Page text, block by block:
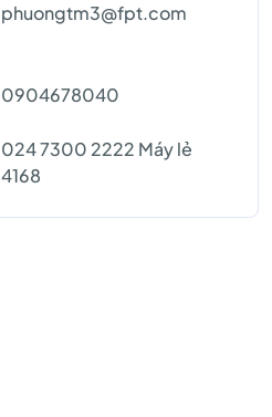
phuongtm3@fpt.com
0904678040
024 7300 2222 Máy lẻ
4168